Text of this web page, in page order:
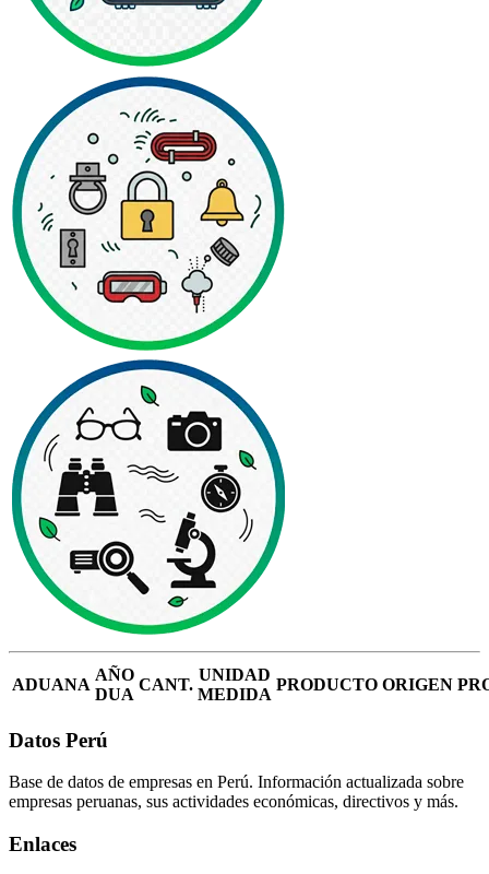
ADUANA
AÑO
DUA
CANT.
UNIDAD
MEDIDA
PRODUCTO ORIGEN
Datos Perú
Base de datos de empresas en Perú. Información actualizada sobre
empresas peruanas, sus actividades económicas, directivos y más.
Enlaces